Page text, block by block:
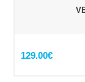
129.00€